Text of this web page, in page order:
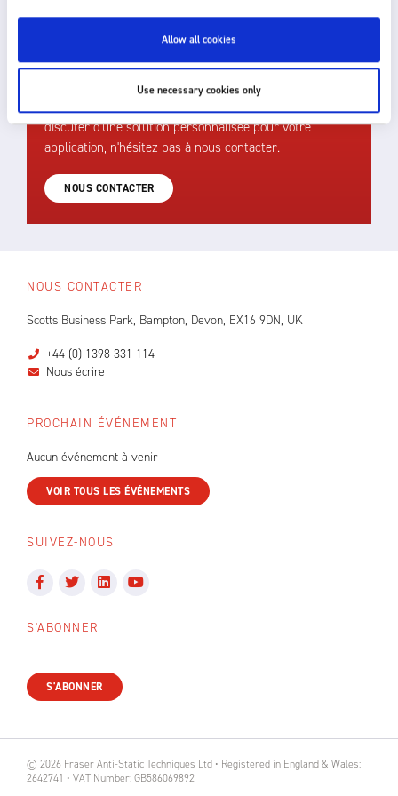
Allow all cookies
Use necessary cookies only
COMMENT POUVONS-NOUS VOUS
Fraser offre une assistance rapide, efficace et
compétente. Pour un conseil technique ou pour
discuter d'une solution personnalisée pour votre
application, n'hésitez pas à nous contacter.
NOUS CONTACTER
NOUS CONTACTER
Scotts Business Park, Bampton, Devon, EX16 9DN, UK
+44 (0) 1398 331 114
Nous écrire
PROCHAIN ÉVÉNEMENT
Aucun événement à venir
VOIR TOUS LES ÉVÉNEMENTS
SUIVEZ-NOUS
S'ABONNER
S'ABONNER
© 2026 Fraser Anti-Static Techniques Ltd • Registered in England & Wales:
2642741 • VAT Number: GB586069892